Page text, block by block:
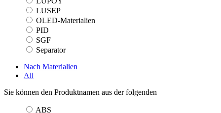
LUSEP
OLED-Materialien
PID
SGF
Separator
Nach Materialien
All
Sie können den Produktnamen aus der folgenden
ABS